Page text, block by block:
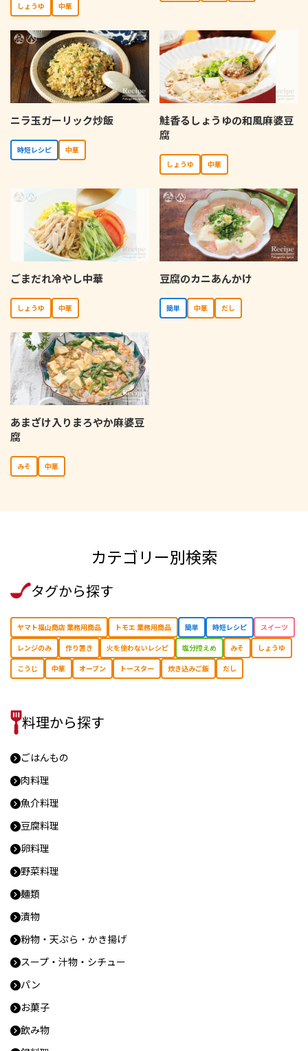
しょうゆ 中華
ニラ玉ガーリック炒飯
時短レシピ 中華
鮭香るしょうゆの和風麻婆豆
腐
しょうゆ 中華
ごまだれ冷やし中華
しょうゆ 中華
豆腐のカニあんかけ
簡単 中華 だし
あまざけ入りまろやか麻婆豆
腐
みそ 中華
カテゴリー別検索
タグから探す
ヤマト福山商店 業務用商品 トモエ 業務用商品 簡単 時短レシピ
スイーツ
レンジのみ
作り置き ⽕を使わないレシピ 塩分控えめ みそ
しょうゆ
こうじ
中華 オーブン トースター 炊き込みご飯 だし
料理から探す
ごはんもの
肉料理
魚介料理
豆腐料理
卵料理
野菜料理
麺類
漬物
粉物・天ぷら・かき揚げ
スープ・汁物・シチュー
パン
お菓子
飲み物